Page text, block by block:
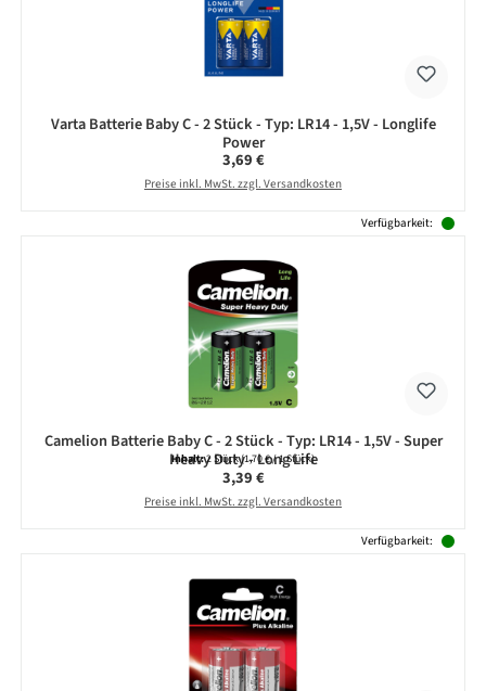
Varta Batterie Baby C - 2 Stück - Typ: LR14 - 1,5V - Longlife
Power
Regulärer Preis:
3,69 €
Preise inkl. MwSt. zzgl. Versandkosten
Verfügbarkeit:
Camelion Batterie Baby C - 2 Stück - Typ: LR14 - 1,5V - Super
Heavy Duty - Long Life
Inhalt:2 Stück(1,70 € / 1 Stück)
Regulärer Preis:
3,39 €
Preise inkl. MwSt. zzgl. Versandkosten
Verfügbarkeit: